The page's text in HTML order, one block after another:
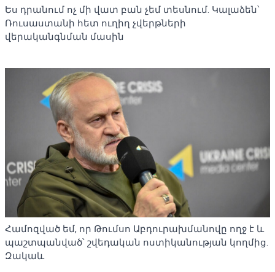
Ես դրանում ոչ մի վատ բան չեմ տեսնում. Կալաձեն՝
Ռուսաստանի հետ ուղիղ չվերթների
վերականգնման մասին
Համոզված եմ, որ Թումսո Աբդուրախմանովը ողջ է և
պաշտպանված՝ շվեդական ոստիկանության կողմից.
Զակաև